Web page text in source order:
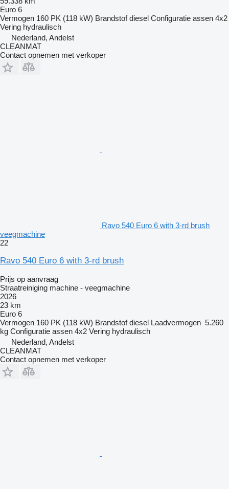
Euro 6
Vermogen 160 PK (118 kW) Brandstof diesel Configuratie assen 4x2
Vering hydraulisch
Nederland, Andelst
CLEANMAT
Contact opnemen met verkoper
Ravo 540 Euro 6 with 3-rd brush
veegmachine
22
Ravo 540 Euro 6 with 3-rd brush
Prijs op aanvraag
Straatreiniging machine - veegmachine
2026
23 km
Euro 6
Vermogen 160 PK (118 kW) Brandstof diesel Laadvermogen 5.260
kg Configuratie assen 4x2 Vering hydraulisch
Nederland, Andelst
CLEANMAT
Contact opnemen met verkoper